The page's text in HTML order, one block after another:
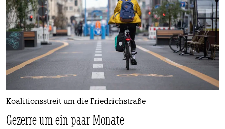
Koalitionsstreit um die Friedrichstraße
Gezerre um ein paar Monate